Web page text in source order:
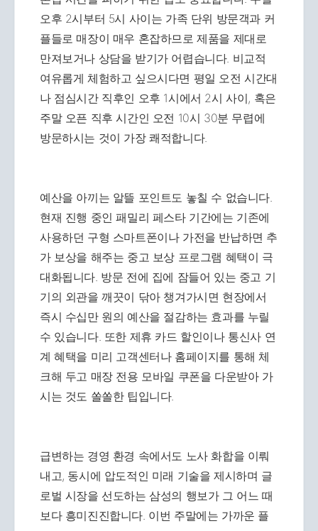
오후 2시부터 5시 사이는 가족 단위 방문객과 커
플들로 매장이 매우 혼잡하므로 제품을 제대로
만져보거나 상담을 받기가 어렵습니다. 비교적
여유롭게 체험하고 싶으시다면 평일 오전 시간대
나 점심시간 직후인 오후 1시에서 2시 사이, 혹은
주말 오픈 직후 시간인 오전 10시 30분 무렵에
방문하시는 것이 가장 쾌적합니다.
예산을 아끼는 알뜰 포인트도 놓칠 수 없습니다.
현재 진행 중인 패밀리 페스타 기간에는 기존에
사용하던 구형 스마트폰이나 가전을 반납하면 추
가 보상을 해주는 중고 보상 프로그램 혜택이 극
대화됩니다. 방문 전에 집에 잠들어 있는 중고 기
기의 외관을 깨끗이 닦아 챙겨가시면 현장에서
즉시 수십만 원의 예산을 절감하는 효과를 누릴
수 있습니다. 또한 제휴 카드 할인이나 통신사 연
계 혜택을 미리 고객센터나 홈페이지를 통해 체
크해 두고 매장 전용 모바일 쿠폰을 다운받아 가
시는 것도 쏠쏠한 팁입니다.
급변하는 경영 환경 속에서도 노사 화합을 이뤄
내고, 동시에 압도적인 미래 기술을 제시하며 글
로벌 시장을 선도하는 삼성의 행보가 그 어느 때
보다 흥미진진합니다. 이번 주말에는 가까운 플